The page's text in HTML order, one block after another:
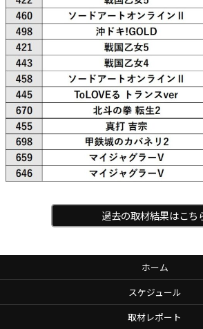
過去の取材結果はこち
ホーム
スケジュール
取材レポート